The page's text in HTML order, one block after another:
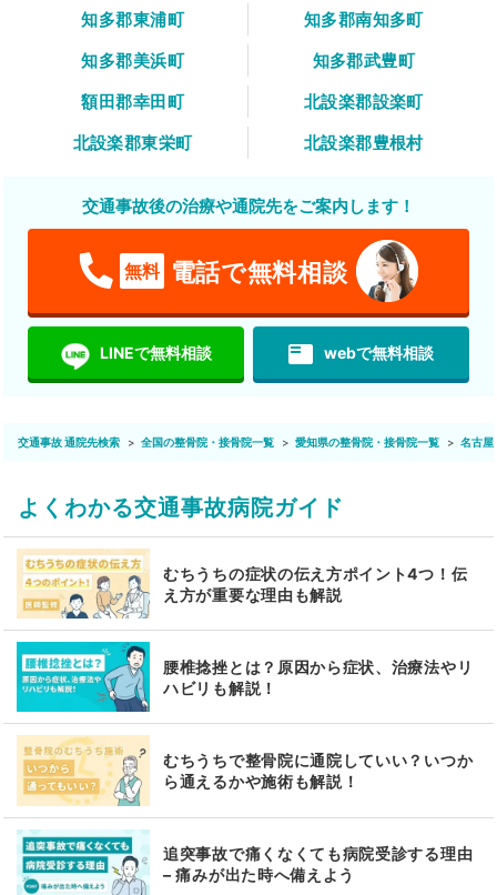
知多郡東浦町
知多郡南知多町
知多郡美浜町
知多郡武豊町
額田郡幸田町
北設楽郡設楽町
北設楽郡東栄町
北設楽郡豊根村
交通事故後の治療や通院先をご案内します！
無料 電話で無料相談
LINEで無料相談 featured_play_list webで無料相談
交通事故 通院先検索 全国の整骨院・接骨院一覧 愛知県の整骨院・接骨院一覧 名古屋
よくわかる交通事故病院ガイド
むちうちの症状の伝え方ポイント4つ！伝
え方が重要な理由も解説
腰椎捻挫とは？原因から症状、治療法やリ
ハビリも解説！
むちうちで整骨院に通院していい？いつか
ら通えるかや施術も解説！
追突事故で痛くなくても病院受診する理由
– 痛みが出た時へ備えよう